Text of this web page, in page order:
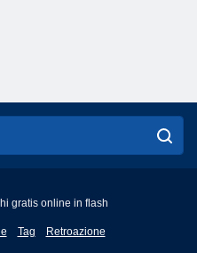
gratis online in flash
Tag Retroazione